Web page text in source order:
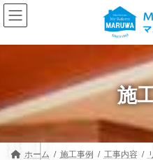
コ
ン
ス
キ
ッ
プ
ナ
ビ
ン
に
移
動
施
ホーム 施工事例 工事内容